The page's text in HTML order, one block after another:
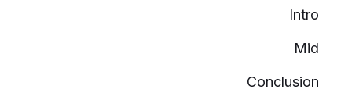
Intro
Mid
Conclusion